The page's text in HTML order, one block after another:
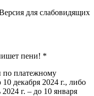
для слабовидящих
пени! *
по платежному
декабря 2024 г., либо
г. – до 10 января